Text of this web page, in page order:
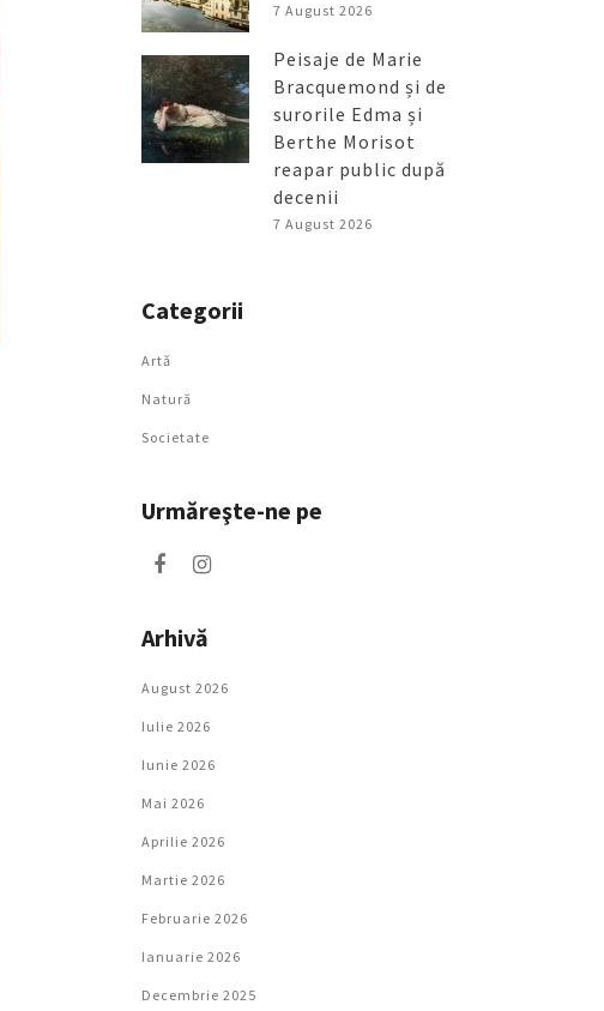
7 August 2026
Peisaje de Marie
Bracquemond și de
surorile Edma și
Berthe Morisot
reapar public după
decenii
7 August 2026
Categorii
Artǎ
Natură
Societate
Urmăreşte-ne pe
Arhivă
August 2026
Iulie 2026
Iunie 2026
Mai 2026
Aprilie 2026
Martie 2026
Februarie 2026
Ianuarie 2026
Decembrie 2025